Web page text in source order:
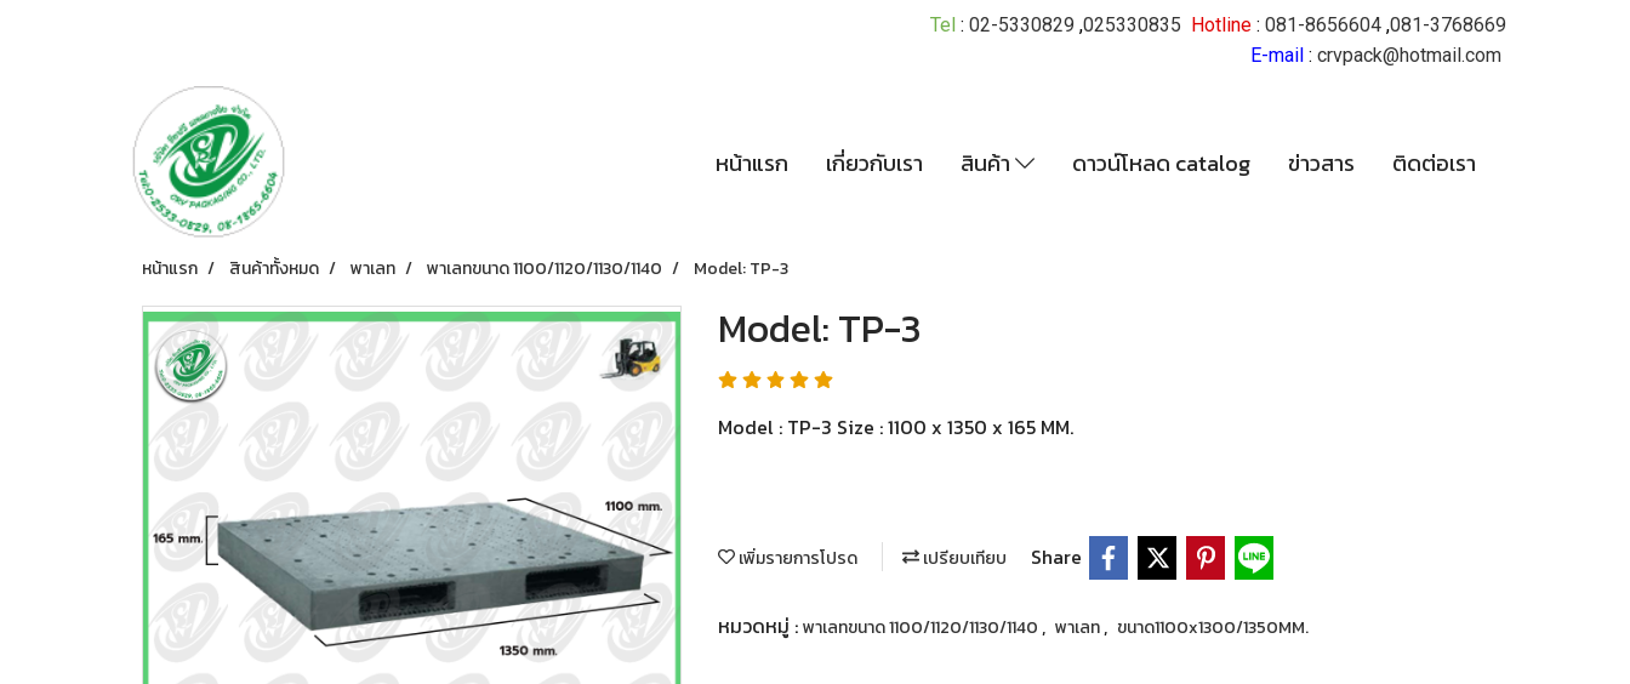
Tel : 02-5330829 ,025330835 Hotline : 081-8656604 ,081-3768669
E-mail : crvpack@hotmail.com
หน้าแรก เกี่ยวกับเรา สินค้า ดาวน์โหลด catalog ข่าวสาร ติดต่อเรา
หน้าแรก สินค้าทั้งหมด พาเลท พาเลทขนาด 1100/1120/1130/1140 Model: TP-3
Model: TP-3
Model : TP-3 Size : 1100 x 1350 x 165 MM.
เพิ่มรายการโปรด เปรียบเทียบ Share
หมวดหมู่ :พาเลทขนาด 1100/1120/1130/1140 , พาเลท, ขนาด1100x1300/1350MM.